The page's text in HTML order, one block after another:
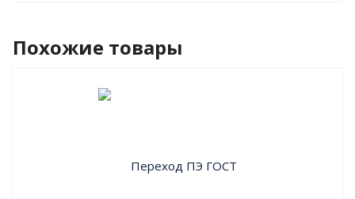
Похожие товары